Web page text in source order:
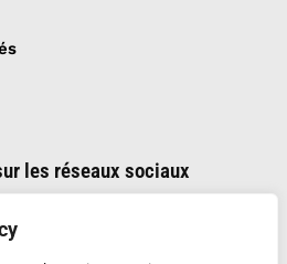
les réseaux sociaux